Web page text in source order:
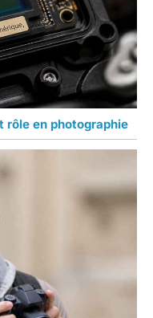
rôle en photographie